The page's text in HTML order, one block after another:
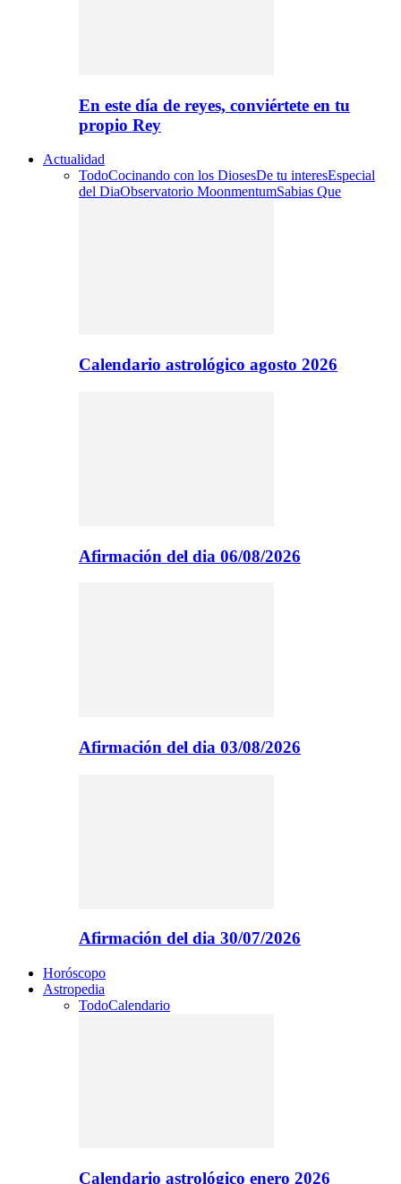
En este día de reyes, conviértete en tu
propio Rey
Actualidad
TodoCocinando con los DiosesDe tu interesEspecial
del DiaObservatorio MoonmentumSabias Que
Calendario astrológico agosto 2026
Afirmación del dia 06/08/2026
Afirmación del dia 03/08/2026
Afirmación del dia 30/07/2026
Horóscopo
Astropedia
TodoCalendario
Calendario astrológico enero 2026